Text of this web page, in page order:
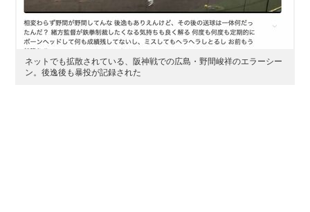
ネットでも拡散されている、阪神戦での広島・野間峻祥のエラーシー
ン。後逸後も暴投が記録された